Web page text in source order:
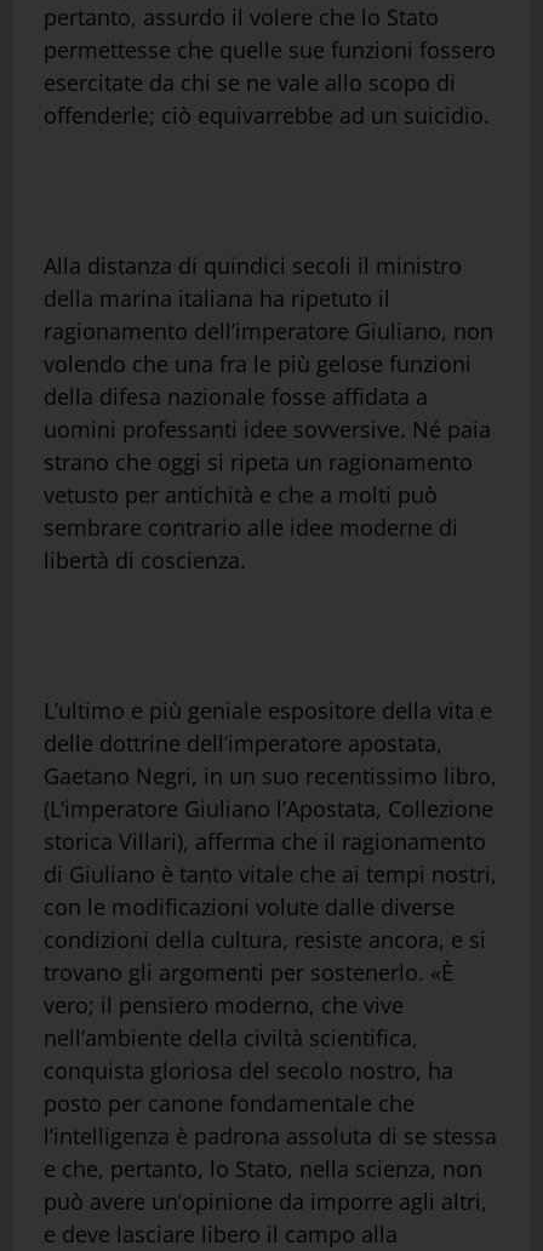
pertanto, assurdo il volere che lo Stato
permettesse che quelle sue funzioni fossero
esercitate da chi se ne vale allo scopo di
offenderle; ciò equivarrebbe ad un suicidio.
Alla distanza di quindici secoli il ministro
della marina italiana ha ripetuto il
ragionamento dell’imperatore Giuliano, non
volendo che una fra le più gelose funzioni
della difesa nazionale fosse affidata a
uomini professanti idee sovversive. Né paia
strano che oggi si ripeta un ragionamento
vetusto per antichità e che a molti può
sembrare contrario alle idee moderne di
libertà di coscienza.
L’ultimo e più geniale espositore della vita e
delle dottrine dell’imperatore apostata,
Gaetano Negri, in un suo recentissimo libro,
(L’imperatore Giuliano l’Apostata, Collezione
storica Villari), afferma che il ragionamento
di Giuliano è tanto vitale che ai tempi nostri,
con le modificazioni volute dalle diverse
condizioni della cultura, resiste ancora, e si
trovano gli argomenti per sostenerlo. «È
vero; il pensiero moderno, che vive
nell’ambiente della civiltà scientifica,
conquista gloriosa del secolo nostro, ha
posto per canone fondamentale che
l’intelligenza è padrona assoluta di se stessa
e che, pertanto, lo Stato, nella scienza, non
può avere un’opinione da imporre agli altri,
e deve lasciare libero il campo alla